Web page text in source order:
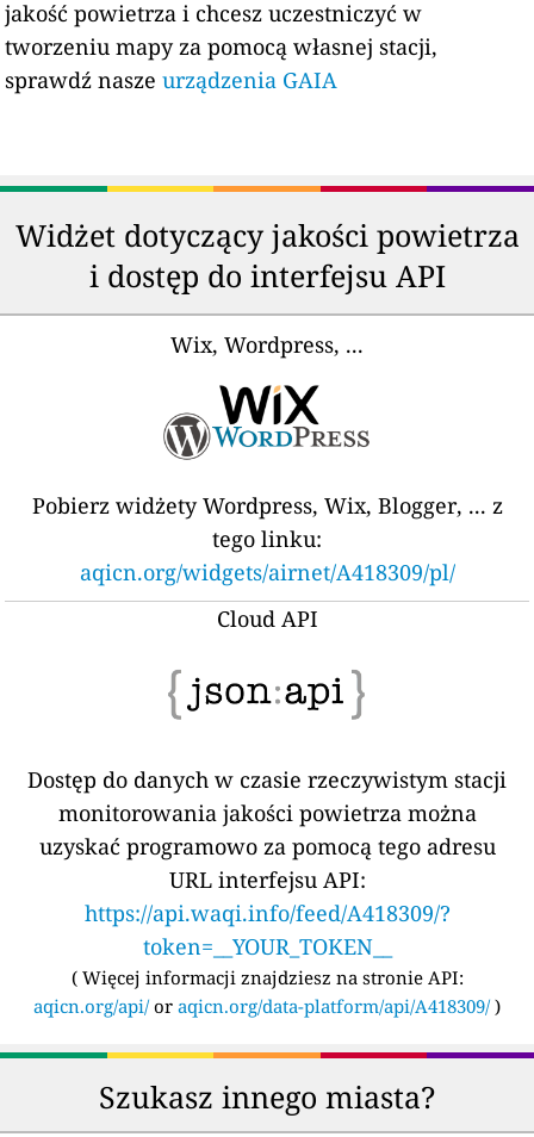
jakość powietrza i chcesz uczestniczyć w
tworzeniu mapy za pomocą własnej stacji,
sprawdź naszeurządzenia GAIA
Widżet dotyczący jakości powietrza
i dostęp do interfejsu API
Wix, Wordpress, ...
Pobierz widżety Wordpress, Wix, Blogger, ... z
tego linku:
aqicn.org/widgets/airnet/A418309/pl/
Cloud API
Dostęp do danych w czasie rzeczywistym stacji
monitorowania jakości powietrza można
uzyskać programowo za pomocą tego adresu
URL interfejsu API:
https://api.waqi.info/feed/A418309/?
token=__YOUR_TOKEN__
( Więcej informacji znajdziesz na stronie API:
aqicn.org/api/or aqicn.org/data-platform/api/A418309/)
Szukasz innego miasta?